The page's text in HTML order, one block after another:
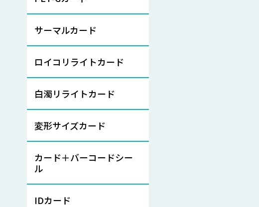
サーマルカード
ロイコリライトカード
白濁リライトカード
変形サイズカード
カード＋バーコードシー
ル
IDカード